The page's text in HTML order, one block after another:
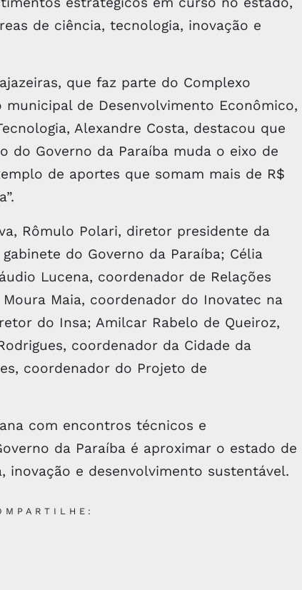
de ciência, tecnologia, inovação e
que faz parte do Complexo
de Desenvolvimento Econômico,
Alexandre Costa, destacou que
do Governo da Paraíba muda o eixo de
de aportes que somam mais de R$
Rômulo Polari, diretor presidente da
do Governo da Paraíba; Célia
Lucena, coordenador de Relações
Maia, coordenador do Inovatec na
do Insa; Amilcar Rabelo de Queiroz,
coordenador da Cidade da
coordenador do Projeto de
com encontros técnicos e
da Paraíba é aproximar o estado de
inovação e desenvolvimento sustentável.